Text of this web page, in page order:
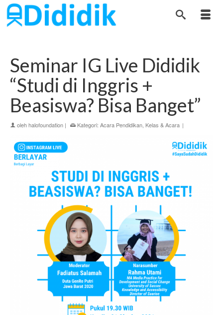
Seminar IG Live Dididik
“Studi di Inggris +
Beasiswa? Bisa Banget”
olehhalofoundation | Kategori: Acara Pendidikan Kelas & Acara |